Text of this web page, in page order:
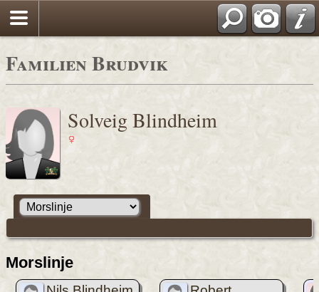
Familien Brudvik
Solveig Blindheim
Morslinje